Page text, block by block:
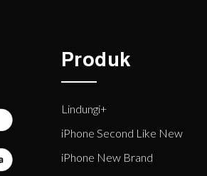
Produk
Lindungi+
iPhone Second Like New
iPhone New Brand